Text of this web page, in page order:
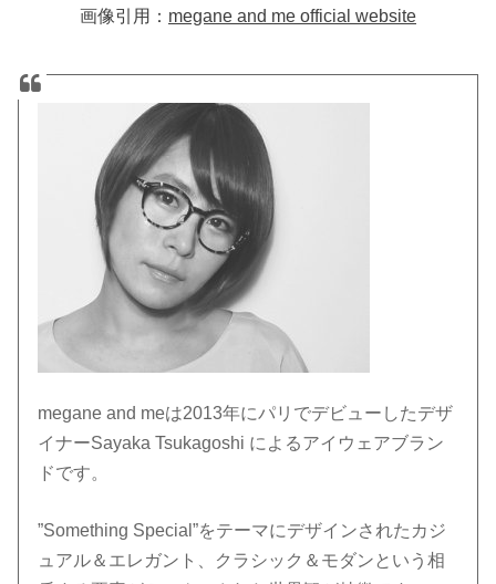
画像引用： megane and me official website
megane and meは2013年にパリでデビューしたデザ
イナーSayaka Tsukagoshi によるアイウェアブラン
ドです。
”Something Special”をテーマにデザインされたカジ
ュアル＆エレガント、クラシック＆モダンという相